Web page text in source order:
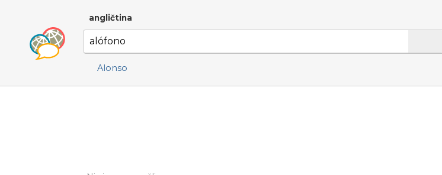
angličtina
Alonso